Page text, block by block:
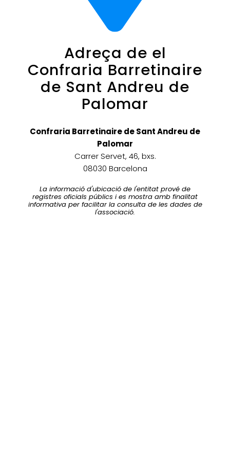
Adreça de el
Confraria Barretinaire
de Sant Andreu de
Palomar
Confraria Barretinaire de Sant Andreu de
Palomar
Carrer Servet, 46, bxs.
08030 Barcelona
La informació d'ubicació de l'entitat prové de
registres oficials públics i es mostra amb finalitat
informativa per facilitar la consulta de les dades de
l'associació.